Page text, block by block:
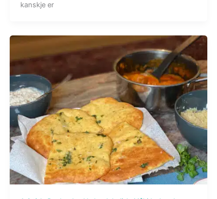
kanskje er